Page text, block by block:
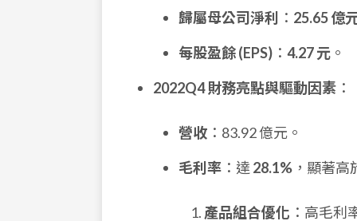
歸屬母公司淨利
： 25.65 億
每股盈餘 (EPS) ： 4.27 元 。
2022Q4 財務亮點與驅動因素 ：
營收 ：83.92 億元。
毛利率 ：達 28.1% ，顯著
產品組合優化 ：高毛利